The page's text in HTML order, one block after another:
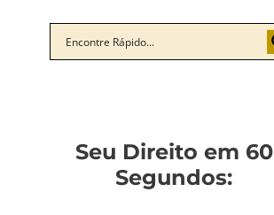
Seu Direito em 60
Segundos: